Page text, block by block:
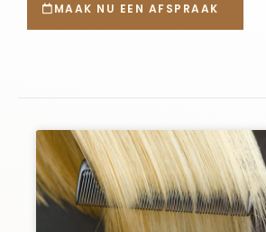
MAAK NU EEN AFSPRAAK